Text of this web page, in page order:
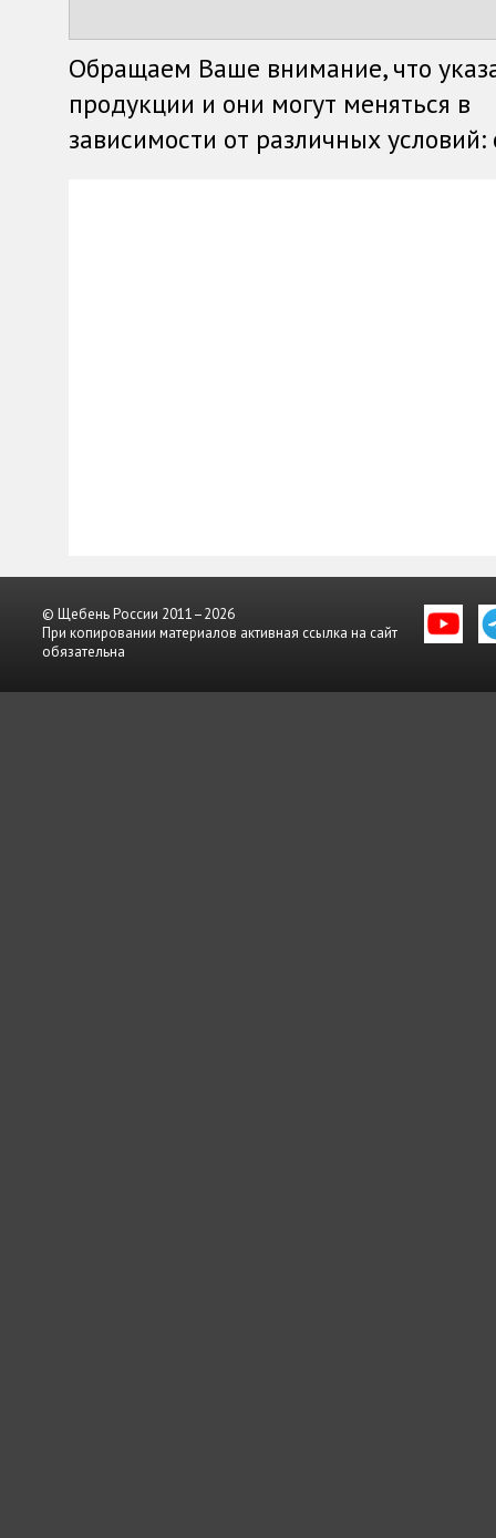
Обращаем Ваше внимание, что
продукции и они могут меняться в
зависимости от различных
© Щебень России 2011–2026
При копировании материалов активная ссылка на сайт
обязательна